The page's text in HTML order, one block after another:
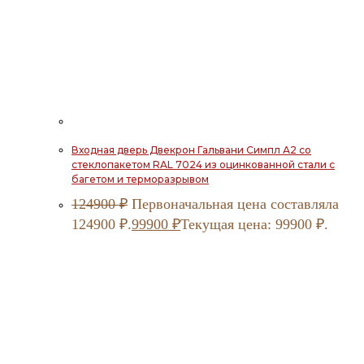
Входная дверь Двекрон Гальвани Симпл А2 со
стеклопакетом RAL 7024 из оцинкованной стали с
багетом и терморазрывом
124900₽ Первоначальная цена составляла
124900 ₽.99900 ₽Текущая цена: 99900 ₽.